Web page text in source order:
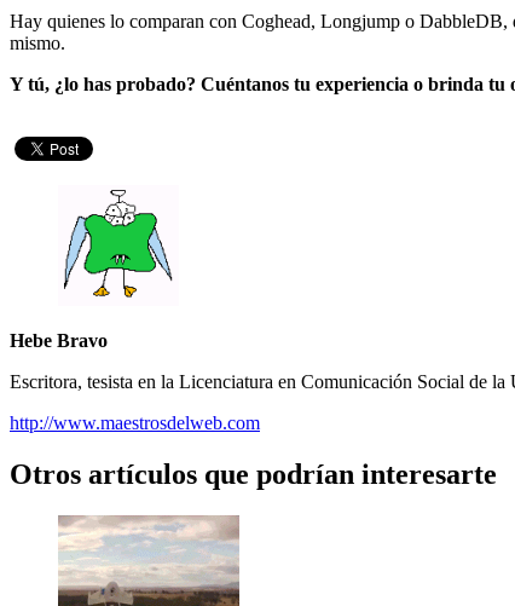
Hay quienes lo comparan con Coghead, Longjump o DabbleDB,
mismo.
Y tú, ¿lo has probado? Cuéntanos tu experiencia o brinda tu
Hebe Bravo
Escritora, tesista en la Licenciatura en Comunicación Social de
http://www.maestrosdelweb.com
Otros artículos que podrían interesarte